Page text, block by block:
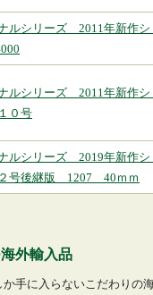
ルシリーズ 2011年新作
ルシリーズ 2011年新作
０号
ルシリーズ 2019年新作
号後継版 1207 40ｍｍ
外輸入品
か手に入らないこだわりの